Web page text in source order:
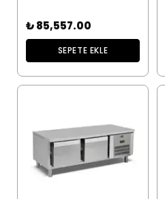
₺ 85,557.00
SEPETE EKLE